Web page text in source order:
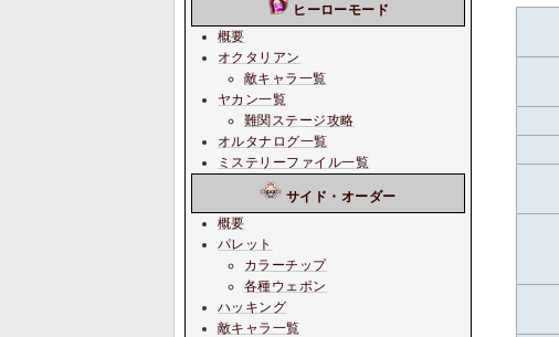
ヒーローモード
概要
オクタリアン
敵キャラ一覧
ヤカン一覧
難関ステージ攻略
オルタナログ一覧
ミステリーファイル一覧
サイド・オーダー
概要
パレット
カラーチップ
各種ウェポン
ハッキング
敵キャラ一覧